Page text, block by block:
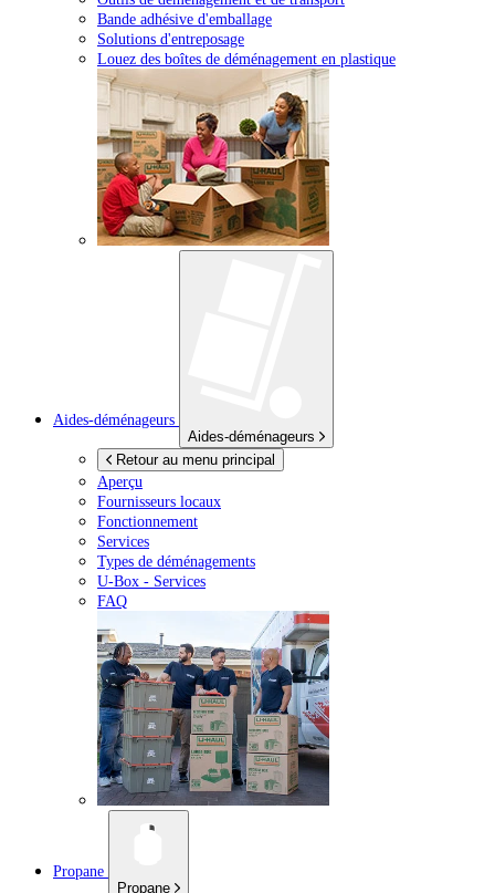
Bande adhésive d'emballage
Solutions d'entreposage
Louez des boîtes de déménagement en plastique
Aides-déménageurs
Aides-déménageurs
Retour au menu principal
Aperçu
Fournisseurs locaux
Fonctionnement
Services
Types de déménagements
U-Box - Services
FAQ
Propane
Propane